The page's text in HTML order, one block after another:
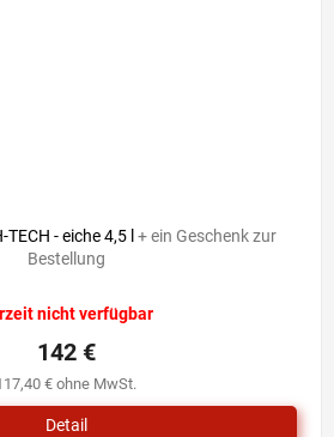
TECH - eiche 4,5 l+ ein Geschenk zur
Bestellung
nicht verfügbar
€ ohne MwSt.
142 €
Detail